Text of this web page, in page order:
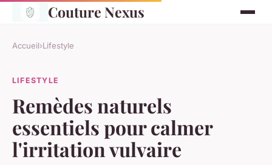
Couture Nexus
Accueil›Lifestyle
LIFESTYLE
Remèdes naturels
essentiels pour calmer
l'irritation vulvaire